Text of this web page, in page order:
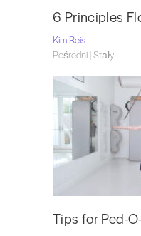
6 Principles
Kim Reis
Pośredni | Stały
Tips for Ped-